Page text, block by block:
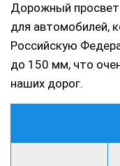
Дорожный просвет
для автомобилей,
Российскую
до 150 мм, что
наших дорог.